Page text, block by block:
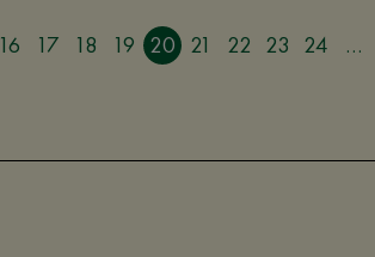
16 17 18 19 20 21 22 23 24 …